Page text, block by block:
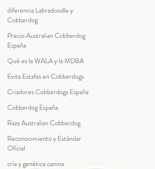
diferencia Labradoodle y
Cobberdog
Precio Australian Cobberdog
España
Qué es la WALA y la MDBA
Evita Estafas en Cobberdogs
Criadores Cobberdogs España
Cobberdog España
Raza Australian Cobberdog
Reconocimiento y Estándar
Oficial
cría y genética canina